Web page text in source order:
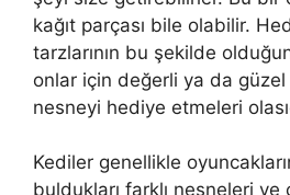
kağıt parçası bile olabilir.
tarzlarının bu şekilde
onlar için değerli ya da
nesneyi hediye etmeleri
Kediler genellikle
buldukları farklı nesneleri